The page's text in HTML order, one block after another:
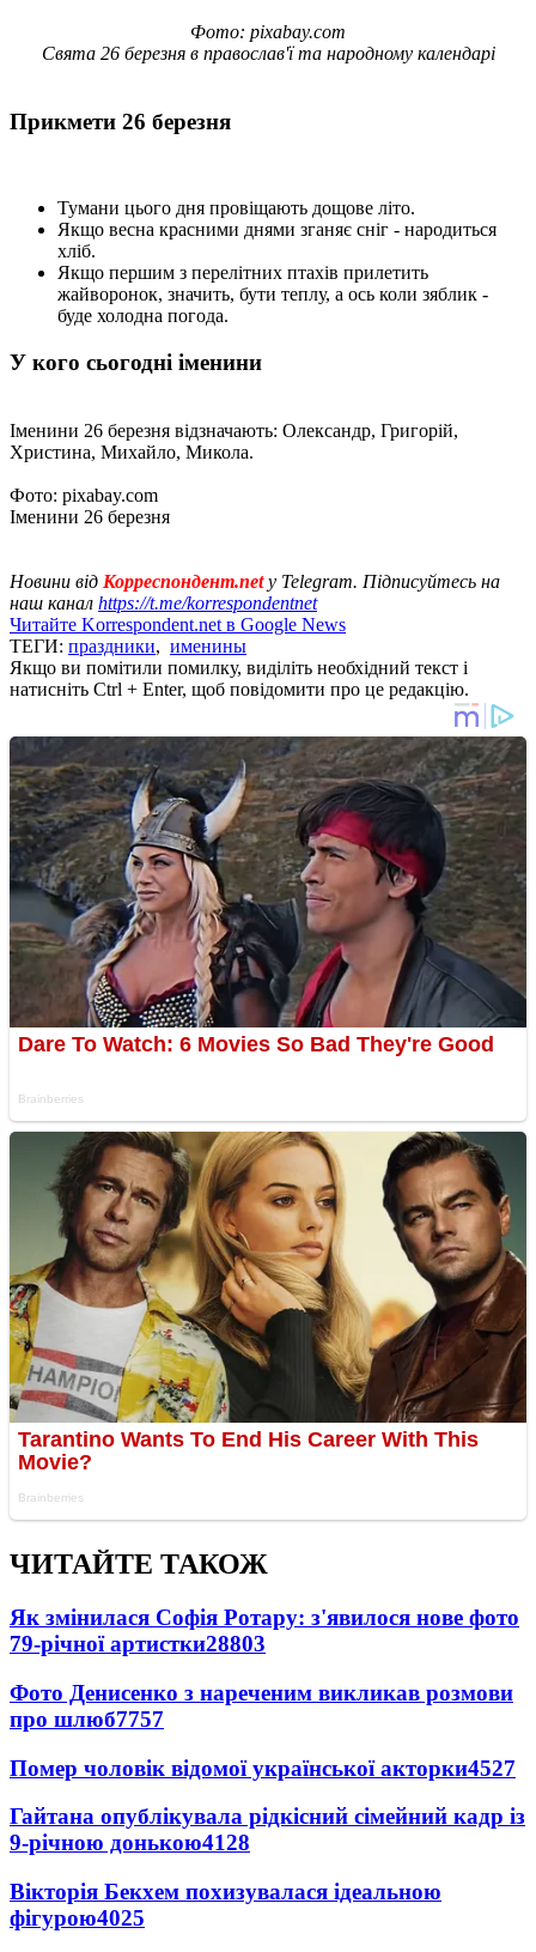
Фото: pixabay.com
Свята 26 березня в православ'ї та народному календарі
Прикмети 26 березня
Тумани цього дня провіщають дощове літо.
Якщо весна красними днями зганяє сніг - народиться
хліб.
Якщо першим з перелітних птахів прилетить
жайворонок, значить, бути теплу, а ось коли зяблик -
буде холодна погода.
У кого сьогодні іменини
Іменини 26 березня відзначають: Олександр, Григорій,
Христина, Михайло, Микола.
Фото: pixabay.com
Іменини 26 березня
Новини від Корреспондент.netу Telegram. Підписуйтесь на
наш канал https://t.me/korrespondentnet
Читайте Korrespondent.net в Google News
ТЕГИ: праздники, именины
Якщо ви помітили помилку, виділіть необхідний текст і
натисніть Ctrl + Enter, щоб повідомити про це редакцію.
ЧИТАЙТЕ ТАКОЖ
Як змінилася Софія Ротару: з'явилося нове фото
79-річної артистки28803
Фото Денисенко з нареченим викликав розмови
про шлюб7757
Помер чоловік відомої української акторки4527
Гайтана опублікувала рідкісний сімейний кадр із
9-річною донькою4128
Вікторія Бекхем похизувалася ідеальною
фігурою4025